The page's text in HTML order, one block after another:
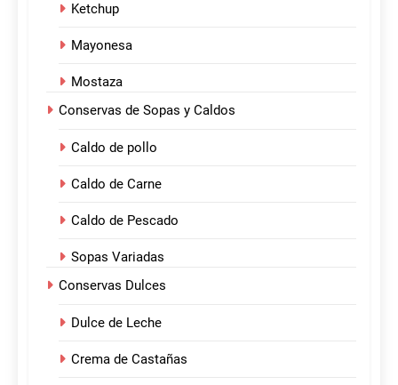
Ketchup
Mayonesa
Mostaza
Conservas de Sopas y Caldos
Caldo de pollo
Caldo de Carne
Caldo de Pescado
Sopas Variadas
Conservas Dulces
Dulce de Leche
Crema de Castañas